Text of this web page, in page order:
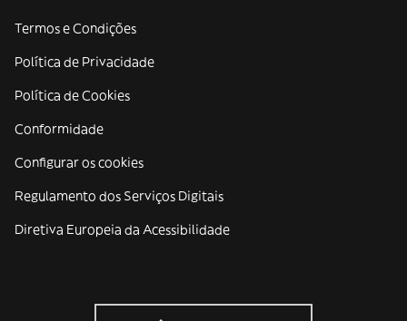
Termos e Condições
Política de Privacidade
Política de Cookies
Conformidade
Configurar os cookies
Regulamento dos Serviços Digitais
Diretiva Europeia da Acessibilidade